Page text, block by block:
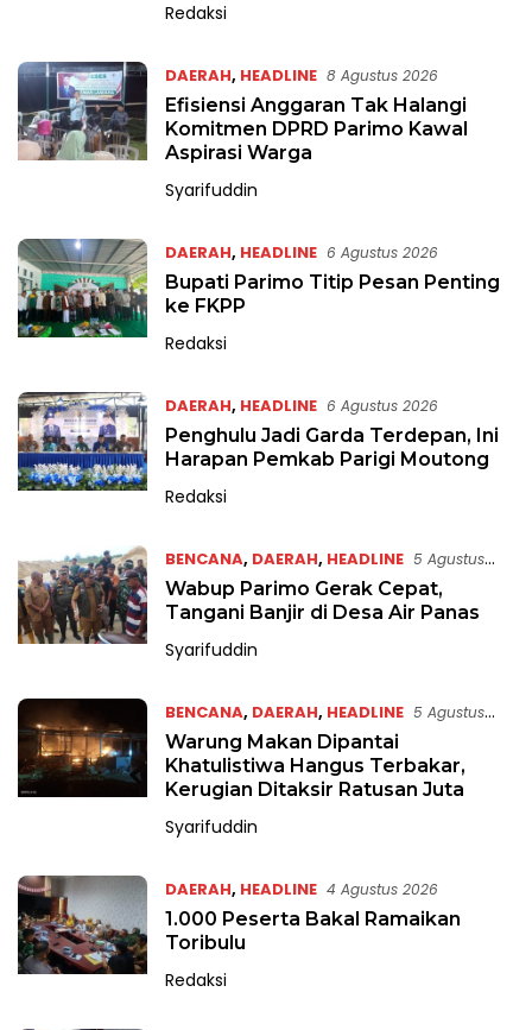
Redaksi
DAERAH, HEADLINE 8 Agustus 2026
Efisiensi Anggaran Tak Halangi
Komitmen DPRD Parimo Kawal
Aspirasi Warga
Syarifuddin
DAERAH, HEADLINE 6 Agustus 2026
Bupati Parimo Titip Pesan Penting
ke FKPP
Redaksi
DAERAH, HEADLINE 6 Agustus 2026
Penghulu Jadi Garda Terdepan, Ini
Harapan Pemkab Parigi Moutong
Redaksi
BENCANA, DAERAH, HEADLINE 5 Agustus
2026
Wabup Parimo Gerak Cepat,
Tangani Banjir di Desa Air Panas
Syarifuddin
BENCANA, DAERAH, HEADLINE 5 Agustus
2026
Warung Makan Dipantai
Khatulistiwa Hangus Terbakar,
Kerugian Ditaksir Ratusan Juta
Syarifuddin
DAERAH, HEADLINE 4 Agustus 2026
1.000 Peserta Bakal Ramaikan
Toribulu
Redaksi